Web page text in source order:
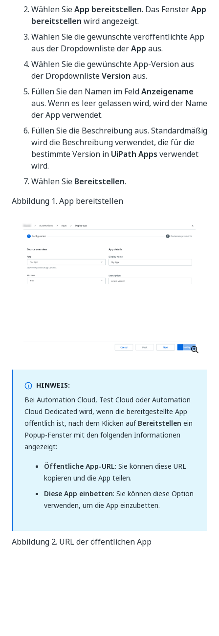
Wählen SieApp bereitstellen. Das FensterApp
bereitstellen wird angezeigt.
Wählen Sie die gewünschte veröffentlichte App
aus der Dropdownliste derApp aus.
Wählen Sie die gewünschte App-Version aus
der DropdownlisteVersion aus.
Füllen Sie den Namen im FeldAnzeigename
aus. Wenn es leer gelassen wird, wird der Name
der App verwendet.
Füllen Sie die Beschreibung aus. Standardmäßig
wird die Beschreibung verwendet, die für die
bestimmte Version in UiPath Apps verwendet
wird.
Wählen Sie Bereitstellen.
Abbildung 1. App bereitstellen
HINWEIS:
Bei Automation Cloud, Test Cloud oder Automation
Cloud Dedicated wird, wenn die bereitgestellte App
öffentlich ist, nach dem Klicken aufBereitstellen ein
Popup-Fenster mit den folgenden Informationen
angezeigt:
Öffentliche App-URL: Sie können diese URL
kopieren und die App teilen.
Diese App einbetten: Sie können diese Option
verwenden, um die App einzubetten.
Abbildung 2. URL der öffentlichen App